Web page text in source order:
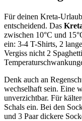
Für deinen Kreta-
entscheidend. Das
zwischen 10°C und
ein: 3-4 T-Shirts, 2
Vergiss nicht 2
Denk auch an
wechselhaft sein. Eine
unverzichtbar. Für
Schals ein. Bei den
und 3 Paar dickere